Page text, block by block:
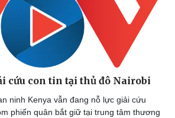
cứu con tin tại thủ đô Nairobi
ninh Kenya vẫn đang nỗ lực giải cứu
phiến quân bắt giữ tại trung tâm thương